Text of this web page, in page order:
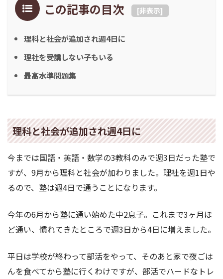
この記事の目次 [非表示]
理科と社会が追加され週4日に
理社を受講しない子もいる
最高水準問題集
理科と社会が追加され週4日に
今までは国語・英語・数学の3教科のみで週3日だった塾で
すが、9月から理科と社会が加わりました。理社を週1日や
るので、塾は週4日で通うことになります。
今年の6月から塾に通い始めた中2息子。これまで3ヶ月ほ
ど通い、慣れてきたところで週3日から4日に増えました。
平日は学校が終わって部活をやって、そのあと家で夜ごは
んを食べてから塾に行くわけですが、部活でハードなトレ